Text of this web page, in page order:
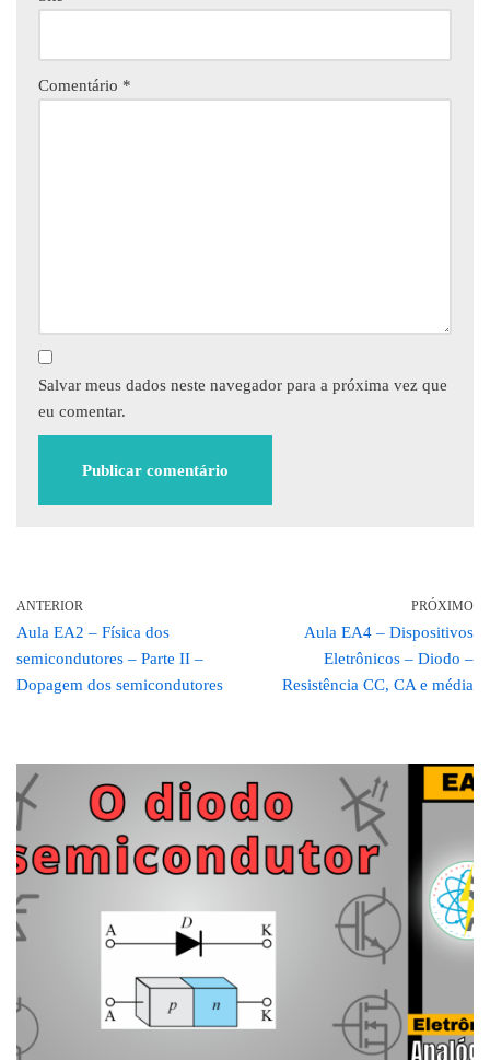
Comentário *
Salvar meus dados neste navegador para a próxima vez que
eu comentar.
ANTERIOR
Aula EA2 – Física dos
semicondutores – Parte II –
Dopagem dos semicondutores
PRÓXIMO
Aula EA4 – Dispositivos
Eletrônicos – Diodo –
Resistência CC, CA e média